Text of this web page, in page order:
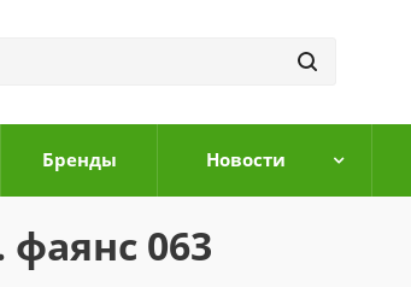
Бренды Новости
063